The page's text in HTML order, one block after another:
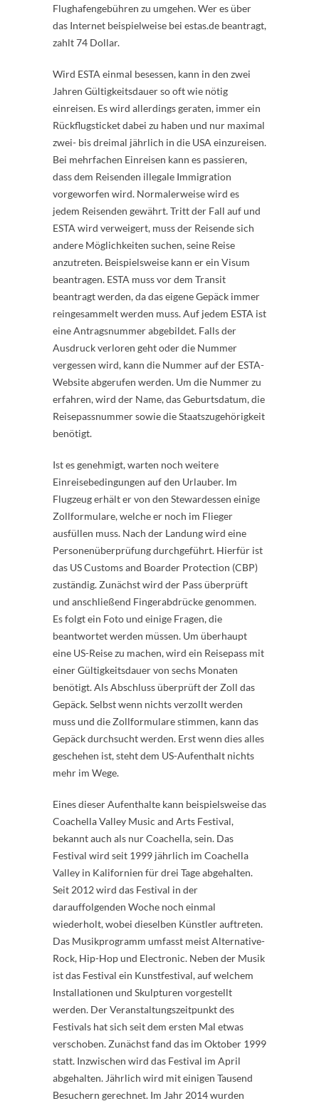
Flughafengebühren zu umgehen. Wer es über
das Internet beispielweise bei estas.de beantragt,
zahlt 74 Dollar.
Wird ESTA einmal besessen, kann in den zwei
Jahren Gültigkeitsdauer so oft wie nötig
einreisen. Es wird allerdings geraten, immer ein
Rückflugsticket dabei zu haben und nur maximal
zwei- bis dreimal jährlich in die USA einzureisen.
Bei mehrfachen Einreisen kann es passieren,
dass dem Reisenden illegale Immigration
vorgeworfen wird. Normalerweise wird es
jedem Reisenden gewährt. Tritt der Fall auf und
ESTA wird verweigert, muss der Reisende sich
andere Möglichkeiten suchen, seine Reise
anzutreten. Beispielsweise kann er ein Visum
beantragen. ESTA muss vor dem Transit
beantragt werden, da das eigene Gepäck immer
reingesammelt werden muss. Auf jedem ESTA ist
eine Antragsnummer abgebildet. Falls der
Ausdruck verloren geht oder die Nummer
vergessen wird, kann die Nummer auf der ESTA-
Website abgerufen werden. Um die Nummer zu
erfahren, wird der Name, das Geburtsdatum, die
Reisepassnummer sowie die Staatszugehörigkeit
benötigt.
Ist es genehmigt, warten noch weitere
Einreisebedingungen auf den Urlauber. Im
Flugzeug erhält er von den Stewardessen einige
Zollformulare, welche er noch im Flieger
ausfüllen muss. Nach der Landung wird eine
Personenüberprüfung durchgeführt. Hierfür ist
das US Customs and Boarder Protection (CBP)
zuständig. Zunächst wird der Pass überprüft
und anschließend Fingerabdrücke genommen.
Es folgt ein Foto und einige Fragen, die
beantwortet werden müssen. Um überhaupt
eine US-Reise zu machen, wird ein Reisepass mit
einer Gültigkeitsdauer von sechs Monaten
benötigt. Als Abschluss überprüft der Zoll das
Gepäck. Selbst wenn nichts verzollt werden
muss und die Zollformulare stimmen, kann das
Gepäck durchsucht werden. Erst wenn dies alles
geschehen ist, steht dem US-Aufenthalt nichts
mehr im Wege.
Eines dieser Aufenthalte kann beispielsweise das
Coachella Valley Music and Arts Festival,
bekannt auch als nur Coachella, sein. Das
Festival wird seit 1999 jährlich im Coachella
Valley in Kalifornien für drei Tage abgehalten.
Seit 2012 wird das Festival in der
darauffolgenden Woche noch einmal
wiederholt, wobei dieselben Künstler auftreten.
Das Musikprogramm umfasst meist Alternative-
Rock, Hip-Hop und Electronic. Neben der Musik
ist das Festival ein Kunstfestival, auf welchem
Installationen und Skulpturen vorgestellt
werden. Der Veranstaltungszeitpunkt des
Festivals hat sich seit dem ersten Mal etwas
verschoben. Zunächst fand das im Oktober 1999
statt. Inzwischen wird das Festival im April
abgehalten. Jährlich wird mit einigen Tausend
Besuchern gerechnet. Im Jahr 2014 wurden